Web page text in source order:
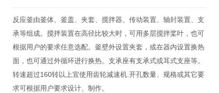
反应釜由釜体、釜盖、夹套、搅拌器、传动装置、轴封装置、支
承等组成。搅拌装置在高径比较大时，可用多层搅拌桨叶，也可
根据用户的要求任意选配。釜壁外设置夹套，或在器内设置换热
面，也可通过外循环进行换热。支承座有支承式或耳式支座等。
转速超过160转以上宜使用齿轮减速机.开孔数量、规格或其它要
求可根据用户要求设计、制作。